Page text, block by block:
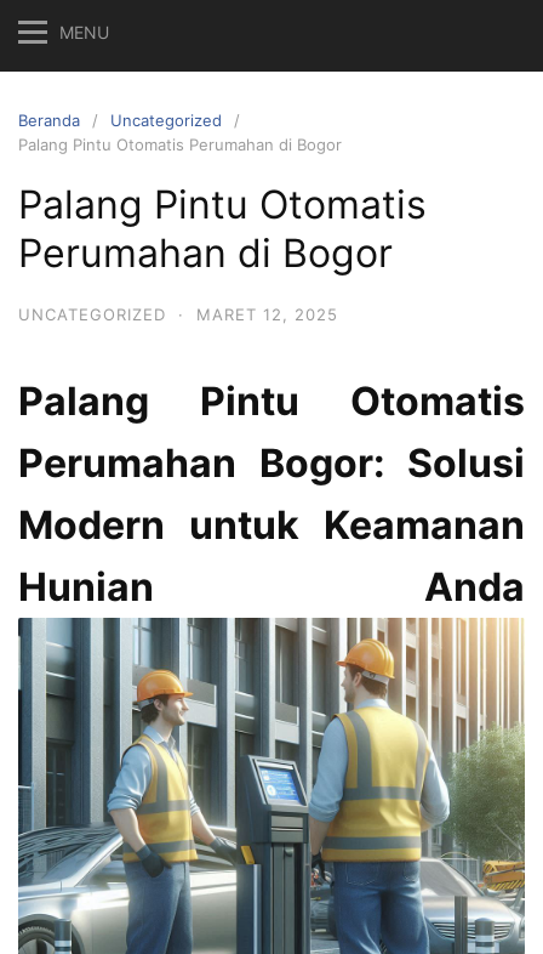
MENU
Beranda
Uncategorized
Palang Pintu Otomatis Perumahan di Bogor
Palang Pintu Otomatis
Perumahan di Bogor
UNCATEGORIZED · MARET 12, 2025
Palang Pintu Otomatis
Perumahan Bogor: Solusi
Modern untuk Keamanan
Hunian Anda